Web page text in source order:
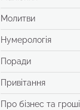
Молитви
Нумерологія
Поради
Привітання
Про бізнес та гроші